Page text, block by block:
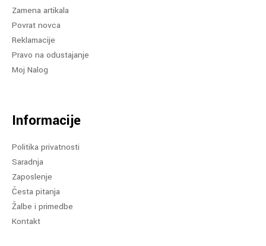
Zamena artikala
Povrat novca
Reklamacije
Pravo na odustajanje
Moj Nalog
Informacije
Politika privatnosti
Saradnja
Zaposlenje
Česta pitanja
Žalbe i primedbe
Kontakt